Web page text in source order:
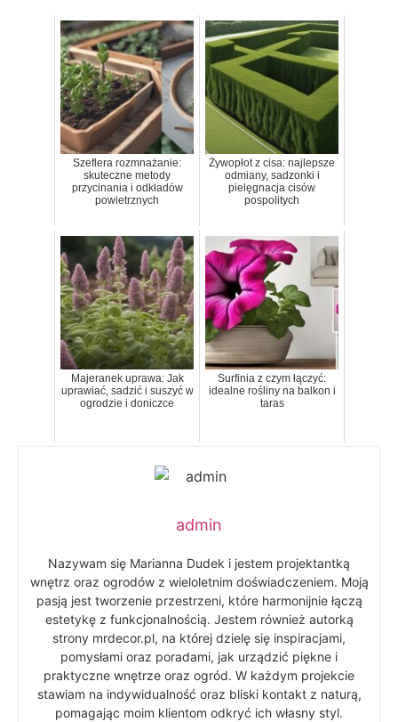
Szeflera rozmnażanie:
skuteczne metody
przycinania i odkładów
powietrznych
Żywopłot z cisa: najlepsze
odmiany, sadzonki i
pielęgnacja cisów
pospolitych
Majeranek uprawa: Jak
uprawiać, sadzić i suszyć w
ogrodzie i doniczce
Surfinia z czym łączyć:
idealne rośliny na balkon i
taras
admin
Nazywam się Marianna Dudek i jestem projektantką
wnętrz oraz ogrodów z wieloletnim doświadczeniem. Moją
pasją jest tworzenie przestrzeni, które harmonijnie łączą
estetykę z funkcjonalnością. Jestem również autorką
strony mrdecor.pl, na której dzielę się inspiracjami,
pomysłami oraz poradami, jak urządzić piękne i
praktyczne wnętrze oraz ogród. W każdym projekcie
stawiam na indywidualność oraz bliski kontakt z naturą,
pomagając moim klientom odkryć ich własny styl.